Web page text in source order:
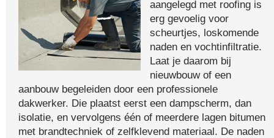
aangelegd met roofing is
erg gevoelig voor
scheurtjes, loskomende
naden en vochtinfiltratie.
Laat je daarom bij
nieuwbouw of een
aanbouw begeleiden door een professionele
dakwerker. Die plaatst eerst een dampscherm, dan
isolatie, en vervolgens één of meerdere lagen bitumen
met brandtechniek of zelfklevend materiaal. De naden